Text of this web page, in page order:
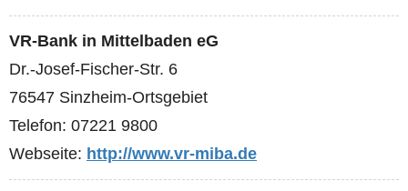
VR-Bank in Mittelbaden eG
Dr.-Josef-Fischer-Str. 6
76547 Sinzheim-Ortsgebiet
Telefon: 07221 9800
Webseite: http://www.vr-miba.de